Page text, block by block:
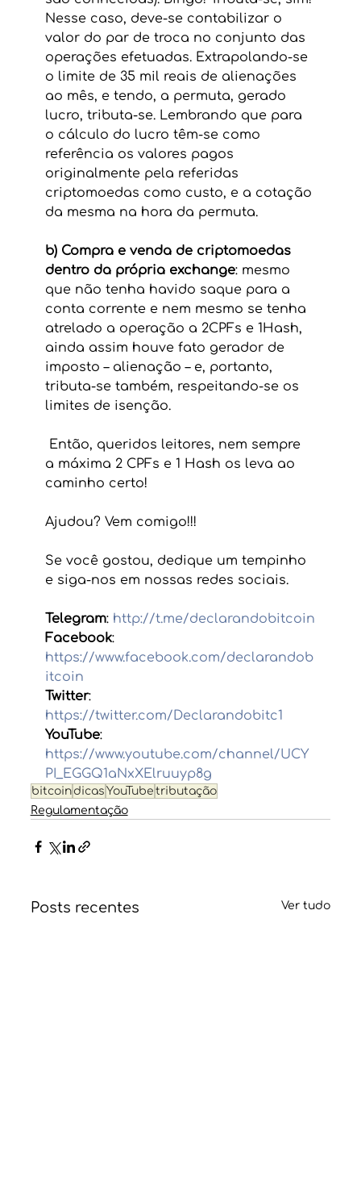
Nesse caso, deve-se contabilizar o
valor do par de troca no conjunto das
operações efetuadas. Extrapolando-se
o limite de 35 mil reais de alienações
ao mês, e tendo, a permuta, gerado
lucro, tributa-se. Lembrando que para
o cálculo do lucro têm-se como
referência os valores pagos
originalmente pela referidas
criptomoedas como custo, e a cotação
da mesma na hora da permuta.
b) Compra e venda de criptomoedas
dentro da própria exchange: mesmo
que não tenha havido saque para a
conta corrente e nem mesmo se tenha
atrelado a operação a 2CPFs e 1Hash,
ainda assim houve fato gerador de
imposto – alienação – e, portanto,
tributa-se também, respeitando-se os
limites de isenção.
a máxima 2 CPFs e 1 Hash os leva ao
caminho certo!
Ajudou? Vem comigo!!!
Se você gostou, dedique um tempinho
e siga-nos em nossas redes sociais.
Telegram: http://t.me/declarandobitcoin
Facebook:
https://www.facebook.com/declarandob
itcoin
Twitter:
https://twitter.com/Declarandobitc1
YouTube:
https://www.youtube.com/channel/UCY
PI_EGGQ1aNxXElruuyp8g
bitcoin dicas YouTube tributação
Regulamentação
Posts recentes Ver tudo